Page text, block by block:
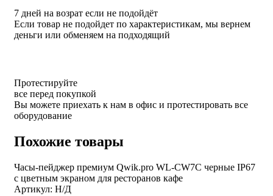
7 дней на возрат если не подойдёт
Если товар не подойдет по характеристикам, мы вернем
деньги или обменяем на подходящий
Протестируйте
все перед покупкой
Вы можете приехать к нам в офис и протестировать все
оборудование
Похожие товары
Часы-пейджер премиум Qwik.pro WL-CW7C черные IP67
с цветным экраном для ресторанов кафе
Артикул: Н/Д